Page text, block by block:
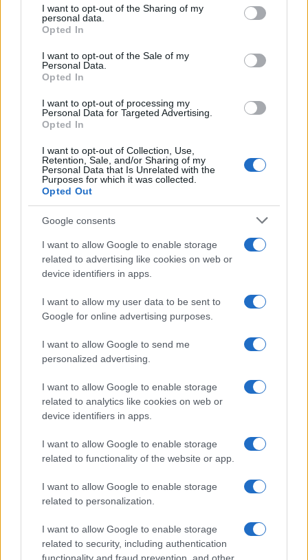
I want to opt-out of the Sharing of my
personal data.
Opted In
I want to opt-out of the Sale of my
Personal Data.
Opted In
I want to opt-out of processing my
Personal Data for Targeted Advertising.
Opted In
I want to opt-out of Collection, Use,
Retention, Sale, and/or Sharing of my
Personal Data that Is Unrelated with the
Purposes for which it was collected.
Opted Out
Google consents
I want to allow Google to enable storage
related to advertising like cookies on web or
device identifiers in apps.
I want to allow my user data to be sent to
Google for online advertising purposes.
I want to allow Google to send me
personalized advertising.
I want to allow Google to enable storage
related to analytics like cookies on web or
device identifiers in apps.
I want to allow Google to enable storage
related to functionality of the website or app.
I want to allow Google to enable storage
related to personalization.
I want to allow Google to enable storage
related to security, including authentication
vista esistevano individui a tuti gli effetti ed esseri
subumani,in primis
gli ebrei, che in quanto tali
cui, quasi fossero animali, si poteva tentare ogni
genere di esperimento. E ai quali anzi, tumore
impiantatosi un un corpo sano, bisognava dare la
morte per estirpare il cancro e provare a far
rifiorire l’organismo sociale.
#CORONAVIRUS
#COVID
#GIURAMENTO DI IPPOCRATE
#MEDICINA
Precedente
PAGINA
SUCCESSIVA
180
Leggi i commenti
Vignetta del 07/08/2026
Vai all'archivio delle vignette